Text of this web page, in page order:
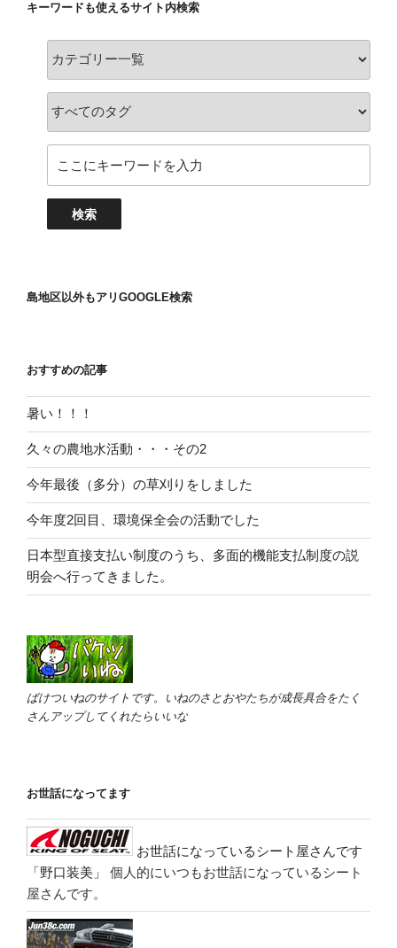
キーワードも使えるサイト内検索
島地区以外もアリGOOGLE検索
おすすめの記事
暑い！！！
久々の農地水活動・・・その2
今年最後（多分）の草刈りをしました
今年度2回目、環境保全会の活動でした
日本型直接支払い制度のうち、多面的機能支払制度の説
明会へ行ってきました。
ばけついねのサイトです。いねのさとおやたちが成長具合をたく
さんアップしてくれたらいいな
お世話になってます
お世話になっているシート屋さんです
「野口装美」
個人的にいつもお世話になっているシート
屋さんです。